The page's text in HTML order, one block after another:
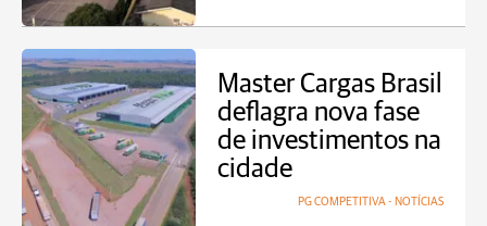
Master Cargas Brasil
deflagra nova fase
de investimentos na
cidade
PG COMPETITIVA - NOTÍCIAS